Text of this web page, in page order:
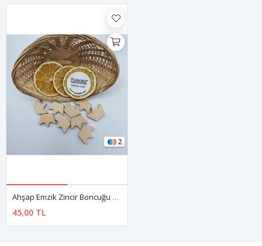
2
Ahşap Emzik Zincir Boncuğu Taç
45,00 TL